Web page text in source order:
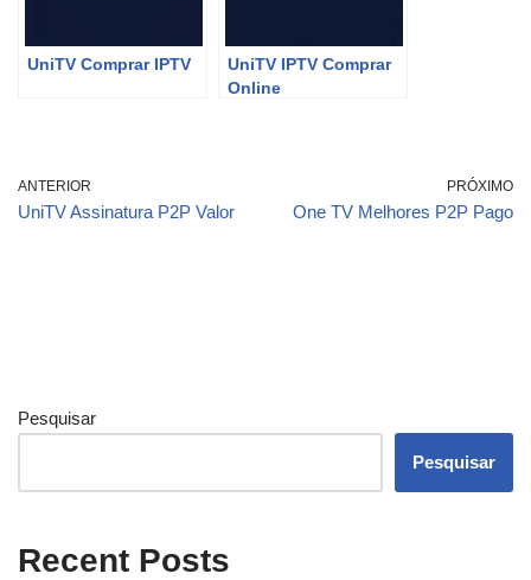
UniTV Comprar IPTV
UniTV IPTV Comprar
Online
ANTERIOR
UniTV Assinatura P2P Valor
PRÓXIMO
One TV Melhores P2P Pago
Pesquisar
Pesquisar
Recent Posts